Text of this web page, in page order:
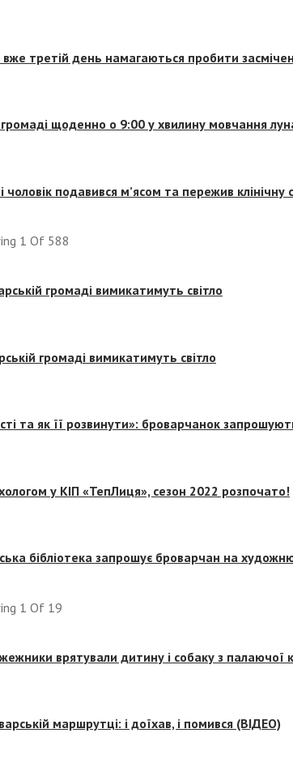
третій день намагаються пробити
щоденно о 9:00 у хвилину мовчання
подавився м’ясом та пережив клінічну
1 Of 588
громаді вимикатимуть світло
громаді вимикатимуть світло
та як її розвинути»: броварчанок
у КІП «ТепЛиця», сезон 2022 розпочато!
бібліотека запрошує броварчан на
1 Of 19
врятували дитину і собаку з
маршрутці: і доїхав, і помився (ВІДЕО)